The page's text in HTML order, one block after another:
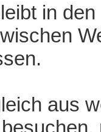
in
aus